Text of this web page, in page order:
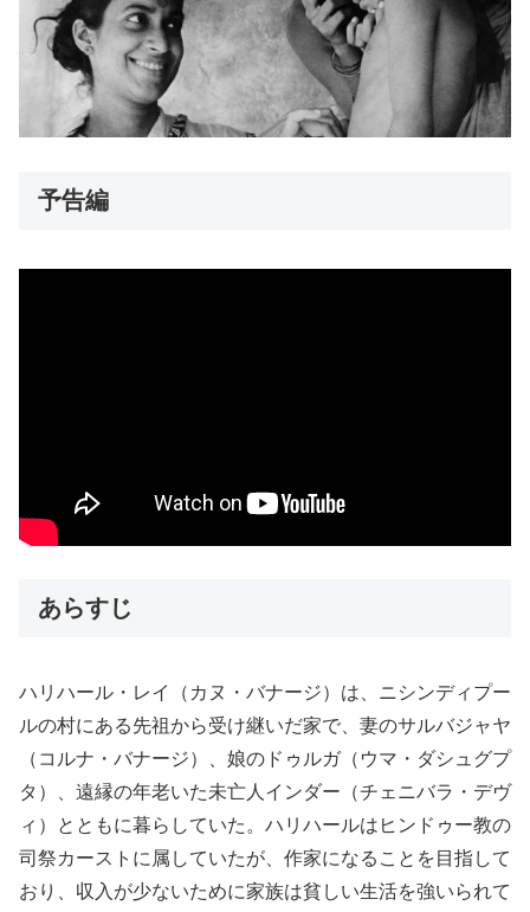
予告編
あらすじ
ハリハール・レイ（カヌ・バナージ）は、ニシンディプー
ルの村にある先祖から受け継いだ家で、妻のサルバジャヤ
（コルナ・バナージ）、娘のドゥルガ（ウマ・ダシュグプ
タ）、遠縁の年老いた未亡人インダー（チェニバラ・デヴ
ィ）とともに暮らしていた。ハリハールはヒンドゥー教の
司祭カーストに属していたが、作家になることを目指して
おり、収入が少ないために家族は貧しい生活を強いられて